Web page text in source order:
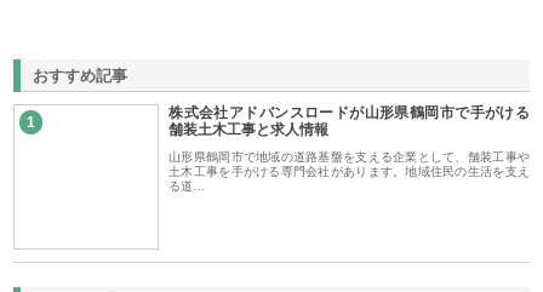
おすすめ記事
1
株式会社アドバンスロードが山形県鶴岡市で手がける
舗装土木工事と求人情報
山形県鶴岡市で地域の道路基盤を支える企業として、舗装工事や
土木工事を手がける専門会社があります。地域住民の生活を支え
る道…